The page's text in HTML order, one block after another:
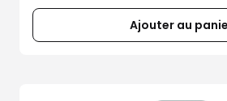
Ajouter au